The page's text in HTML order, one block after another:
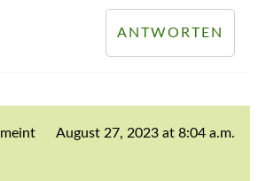
ANTWORTEN
meint August 27, 2023 at 8:04 a.m.